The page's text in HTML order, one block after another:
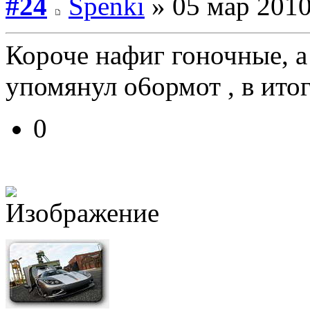
Короче нафиг гоночные,
упомянул о6ормот , в
0